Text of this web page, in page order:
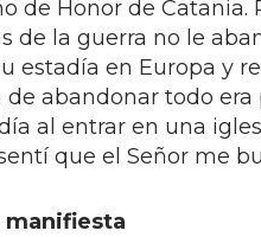
de Honor de Catania.
de la guerra no le
estadía en Europa y
abandonar todo era
al entrar en una
que el Señor me
manifiesta